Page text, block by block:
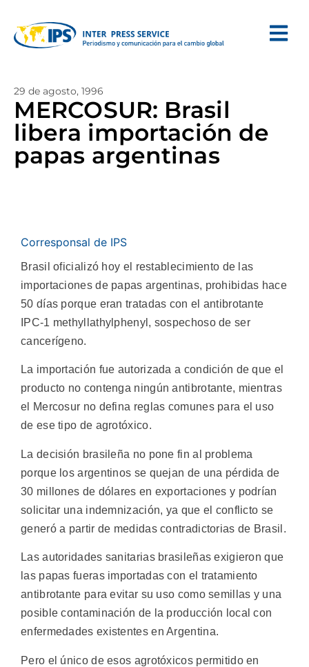
29 de agosto, 1996
MERCOSUR: Brasil
libera importación de
papas argentinas
Corresponsal de IPS
Brasil oficializó hoy el restablecimiento de las
importaciones de papas argentinas, prohibidas hace
50 días porque eran tratadas con el antibrotante
IPC-1 methyllathylphenyl, sospechoso de ser
cancerígeno.
La importación fue autorizada a condición de que el
producto no contenga ningún antibrotante, mientras
el Mercosur no defina reglas comunes para el uso
de ese tipo de agrotóxico.
La decisión brasileña no pone fin al problema
porque los argentinos se quejan de una pérdida de
30 millones de dólares en exportaciones y podrían
solicitar una indemnización, ya que el conflicto se
generó a partir de medidas contradictorias de Brasil.
Las autoridades sanitarias brasileñas exigieron que
las papas fueras importadas con el tratamiento
antibrotante para evitar su uso como semillas y una
posible contaminación de la producción local con
enfermedades existentes en Argentina.
Pero el único de esos agrotóxicos permitido en